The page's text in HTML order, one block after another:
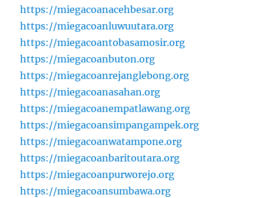
https://miegacoanacehbesar.org
https://miegacoanluwuutara.org
https://miegacoantobasamosir.org
https://miegacoanbuton.org
https://miegacoanrejanglebong.org
https://miegacoanasahan.org
https://miegacoanempatlawang.org
https://miegacoansimpangampek.org
https://miegacoanwatampone.org
https://miegacoanbaritoutara.org
https://miegacoanpurworejo.org
https://miegacoansumbawa.org